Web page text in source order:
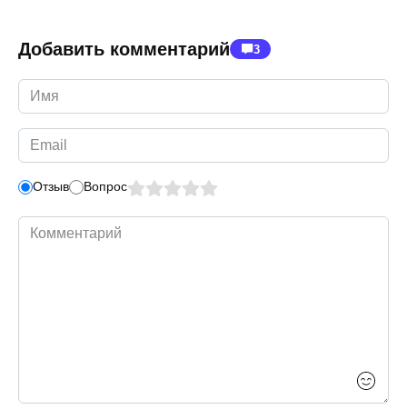
Добавить комментарий 3
Имя
*
Email
*
Отзыв Вопрос
Комментарий